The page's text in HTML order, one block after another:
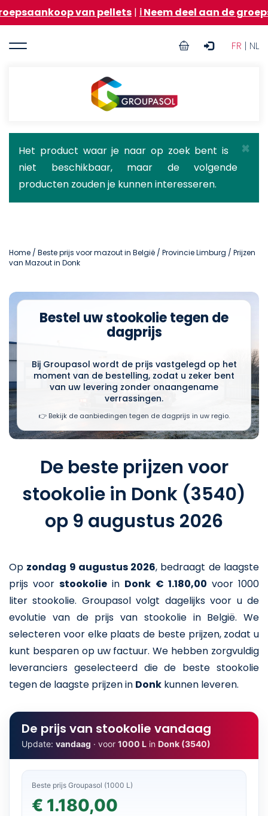
en
de
van pellets|ℹ️ Neem deel aan de
FR | NL
User
Groupasol
×
Statusbericht
Het product waar je naar op zoek bent is
niet beschikbaar, maar de volgende
producten zouden je kunnen interesseren.
Home / Beste prijs voor mazout in België / Provincie Limburg / Prijzen
van Mazout in Donk
Bestel uw stookolie tegen de
dagprijs
Bij Groupasol wordt de prijs vastgelegd op het
moment van de bestelling, zodat u zeker bent
van uw levering zonder onaangename
verrassingen.
👉 Bekijk de aanbiedingen tegen de dagprijs in uw regio.
De beste prijzen voor
stookolie in Donk (3540)
op 9 augustus 2026
Op zondag 9 augustus 2026, bedraagt de laagste
prijs voor stookolie in Donk € 1.180,00 voor 1000
liter stookolie. Groupasol volgt dagelijks voor u de
evolutie van de prijs van stookolie in België. We
selecteren voor elke plaats de beste prijzen, zodat u
kunt besparen op uw factuur. We hebben zorgvuldig
leveranciers geselecteerd die de beste stookolie
tegen de laagste prijzen in Donk kunnen leveren.
De prijs van stookolie vandaag
Update: vandaag · voor 1000 L in Donk (3540)
Beste prijs Groupasol (1000 L)
€ 1.180,00